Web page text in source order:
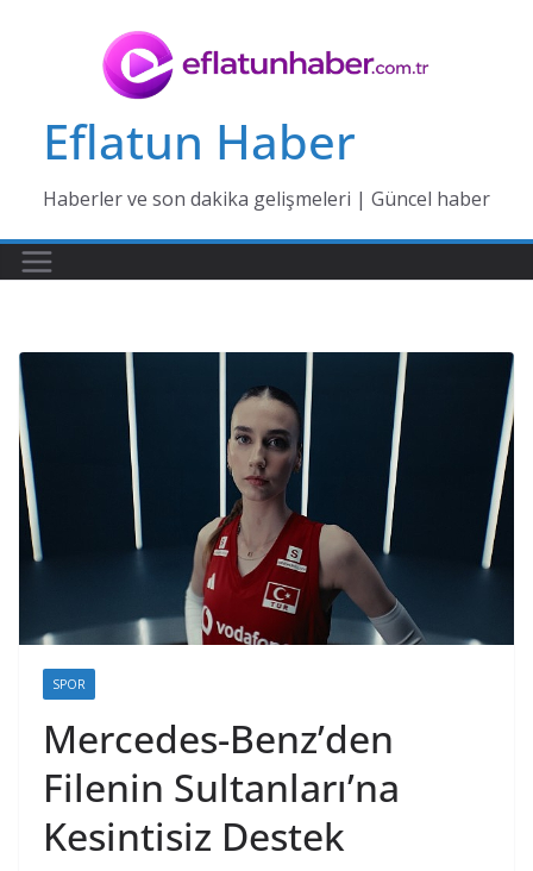
Eflatun Haber
Haberler ve son dakika gelişmeleri | Güncel haber
SPOR
Mercedes-Benz’den
Filenin Sultanları’na
Kesintisiz Destek